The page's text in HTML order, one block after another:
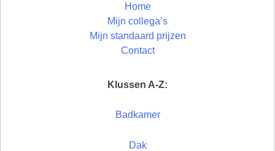
Home
Mijn collega’s
Mijn standaard prijzen
Contact
Klussen A-Z:
Badkamer
Dak